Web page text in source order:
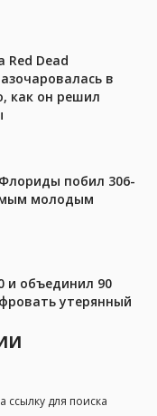
Red Dead
в
как он решил
побил 306-
молодым
и объединил 90
утерянный
ссылку для поиска